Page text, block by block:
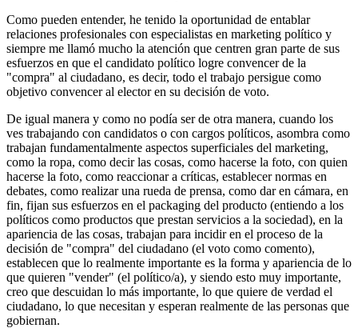
Como pueden entender, he tenido la oportunidad de entablar
relaciones profesionales con especialistas en marketing político y
siempre me llamó mucho la atención que centren gran parte de sus
esfuerzos en que el candidato político logre convencer de la
"compra" al ciudadano, es decir, todo el trabajo persigue como
objetivo convencer al elector en su decisión de voto.
De igual manera y como no podía ser de otra manera, cuando los
ves trabajando con candidatos o con cargos políticos, asombra como
trabajan fundamentalmente aspectos superficiales del marketing,
como la ropa, como decir las cosas, como hacerse la foto, con quien
hacerse la foto, como reaccionar a críticas, establecer normas en
debates, como realizar una rueda de prensa, como dar en cámara, en
fin, fijan sus esfuerzos en el packaging del producto (entiendo a los
políticos como productos que prestan servicios a la sociedad), en la
apariencia de las cosas, trabajan para incidir en el proceso de la
decisión de "compra" del ciudadano (el voto como comento),
establecen que lo realmente importante es la forma y apariencia de lo
que quieren "vender" (el político/a), y siendo esto muy importante,
creo que descuidan lo más importante, lo que quiere de verdad el
ciudadano, lo que necesitan y esperan realmente de las personas que
gobiernan.